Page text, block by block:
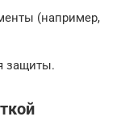
(например,
защиты.